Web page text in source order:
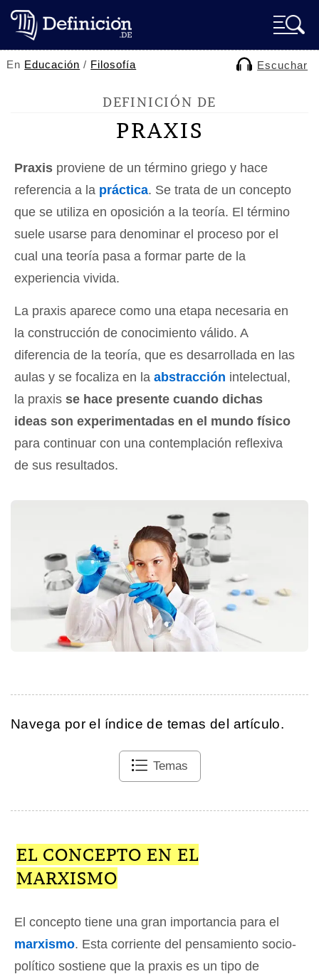
En Educación / Filosofía Escuchar
DEFINICIÓN DE
PRAXIS
Praxis proviene de un término griego y hace
referencia a la práctica. Se trata de un concepto
que se utiliza en oposición a la teoría. El término
suele usarse para denominar el proceso por el
cual una teoría pasa a formar parte de la
experiencia vivida.
La praxis aparece como una etapa necesaria en
la construcción de conocimiento válido. A
diferencia de la teoría, que es desarrollada en las
aulas y se focaliza en la abstracción intelectual,
la praxis se hace presente cuando dichas
ideas son experimentadas en el mundo físico
para continuar con una contemplación reflexiva
de sus resultados.
Navega por el índice de temas del artículo.
Temas
EL CONCEPTO EN EL
MARXISMO
El concepto tiene una gran importancia para el
marxismo. Esta corriente del pensamiento socio-
político sostiene que la praxis es un tipo de